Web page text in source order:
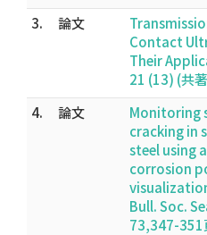
3.
論文
Contact
Their
21 (13) (共
4.
論文
Monitoring
cracking in
steel using
corrosion
Bull. Soc.
73,347-351